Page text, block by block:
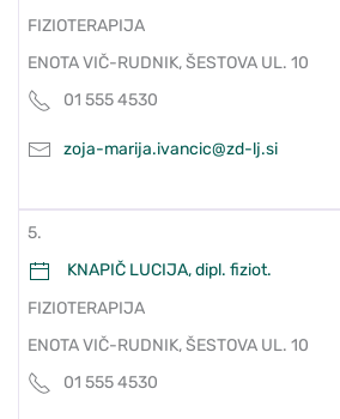
FIZIOTERAPIJA
ENOTA VIČ-RUDNIK, ŠESTOVA UL. 10
01 555 4530
zoja-marija.ivancic@zd-lj.si
5.
KNAPIČ LUCIJA, dipl. fiziot.
FIZIOTERAPIJA
ENOTA VIČ-RUDNIK, ŠESTOVA UL. 10
01 555 4530